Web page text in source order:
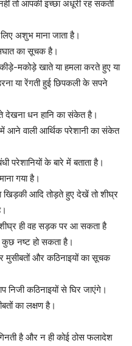
तो आपकी इच्छा अधूरी रह सकती
अशुभ माना जाता है।
का सूचक है।
मकोड़े खाते या हमला करते हुए या
या रेंगती हुई छिपकली के सपने
देखना धन हानि का संकेत है।
आने वाली आर्थिक परेशानी का संकेत
परेशानियों के बारे में बताता है।
गया है।
खिड़की आदि तोड़ते हुए देखें तो शीघ्र
ही वह सड़क पर आ सकता है
कुछ नष्ट हो सकता है।
मुसीबतों और कठिनाइयों का सूचक
कठिनाइयों से घिर जाएंगे।
का लक्षण है।
है और न ही कोई ठोस फलादेश